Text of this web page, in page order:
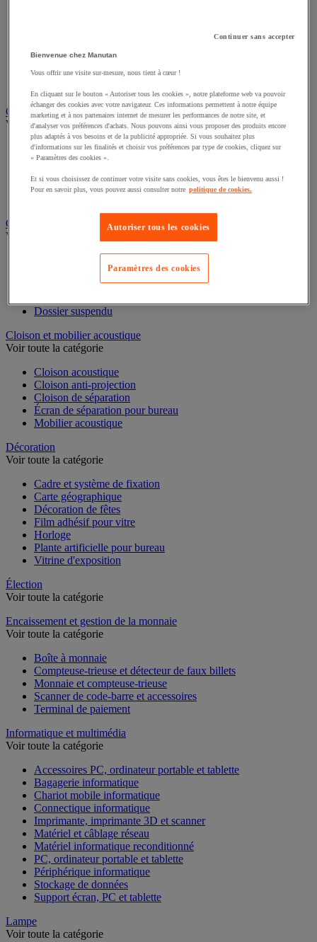
Matériel de projection et vidéoprojection
Système d'affichage dynamique et interactif
Chauffage, climatisation et traitement de l'air
Voir toute la catégorie
Chauffage
Climatiseur
Rafraîchisseur d'air
Traitement de l'air
Classement et archivage
Voir toute la catégorie
Boîte et caisse d'archives
Chemise et trieur
Dossier suspendu
Cloison et mobilier acoustique
Voir toute la catégorie
Cloison acoustique
Cloison anti-projection
Cloison de séparation
Écran de séparation pour bureau
Mobilier acoustique
Décoration
Voir toute la catégorie
Cadre et système de fixation
Carte géographique
Décoration de fêtes
Film adhésif pour vitre
Horloge
Plante artificielle pour bureau
Vitrine d'exposition
Élection
Voir toute la catégorie
Encaissement et gestion de la monnaie
Voir toute la catégorie
Boîte à monnaie
Compteuse-trieuse et détecteur de faux billets
Monnaie et compteuse-trieuse
Scanner de code-barre et accessoires
Terminal de paiement
Informatique et multimédia
Voir toute la catégorie
Accessoires PC, ordinateur portable et tablette
Bagagerie informatique
Chariot mobile informatique
Connectique informatique
Imprimante, imprimante 3D et scanner
Matériel et câblage réseau
Matériel informatique reconditionné
PC, ordinateur portable et tablette
Périphérique informatique
Stockage de données
Support écran, PC et tablette
Lampe
Voir toute la catégorie
Continuer sans accepter
Bienvenue chez Manutan
Vous offrir une visite sur-mesure, nous tient à cœur !
En cliquant sur le bouton « Autoriser tous les cookies », notre plateforme web va pouvoir
échanger des cookies avec votre navigateur. Ces informations permettent à notre équipe
marketing et à nos partenaires internet de mesurer les performances de notre site, et
d'analyser vos préférences d'achats. Nous pouvons ainsi vous proposer des produits encore
plus adaptés à vos besoins et de la publicité appropriée. Si vous souhaitez plus
d'informations sur les finalités et choisir vos préférences par type de cookies, cliquez sur
« Paramètres des cookies ».
Et si vous choisissez de continuer votre visite sans cookies, vous êtes le bienvenu aussi !
Pour en savoir plus, vous pouvez aussi consulter notre politique de cookies.
Autoriser tous les cookies
Paramètres des cookies